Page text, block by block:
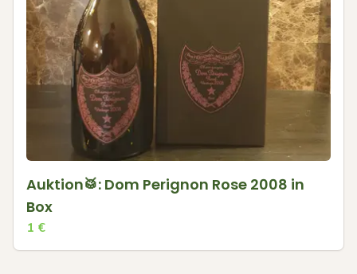
Auktion🥁: Dom Perignon Rose 2008 in
Box
1 €